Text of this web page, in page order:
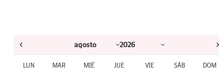
LUN MAR MIÉ JUE VIE SÁB DOM